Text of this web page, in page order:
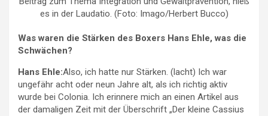
es in der Laudatio. (Foto: Imago/Herbert Bucco)
Was waren die Stärken des Boxers Hans Ehle, was die
Schwächen?
Hans Ehle:Also, ich hatte nur Stärken. (lacht) Ich war
ungefähr acht oder neun Jahre alt, als ich richtig aktiv
wurde bei Colonia. Ich erinnere mich an einen Artikel aus
der damaligen Zeit mit der Überschrift „Der kleine Cassius